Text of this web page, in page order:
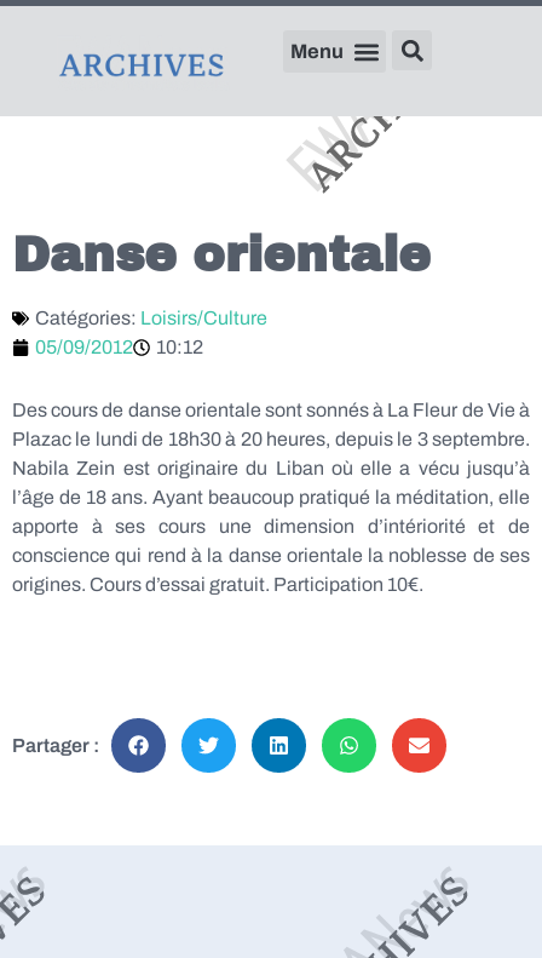
Danse orientale
Catégories: Loisirs/Culture
05/09/2012
10:12
Des cours de danse orientale sont sonnés à La Fleur de Vie à
Plazac le lundi de 18h30 à 20 heures, depuis le 3 septembre.
Nabila Zein est originaire du Liban où elle a vécu jusqu’à
l’âge de 18 ans. Ayant beaucoup pratiqué la méditation, elle
apporte à ses cours une dimension d’intériorité et de
conscience qui rend à la danse orientale la noblesse de ses
origines. Cours d’essai gratuit. Participation 10€.
Partager :